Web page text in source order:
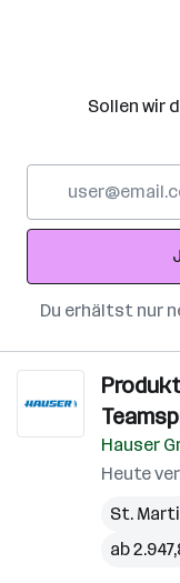
Sollen wir
Adresse
Du erhältst nur
Hauser
Heute
St.
ab